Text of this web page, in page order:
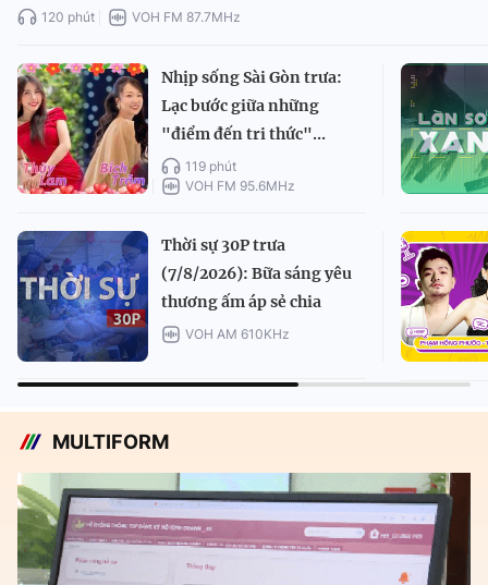
120 phút VOH FM 87.7MHz
Nhịp sống Sài Gòn trưa:
Lạc bước giữa những
"điểm đến tri thức"...
119 phút
VOH FM 95.6MHz
Thời sự 30P trưa
(7/8/2026): Bữa sáng yêu
thương ấm áp sẻ chia
VOH AM 610KHz
MULTIFORM